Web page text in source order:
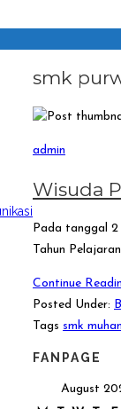
smk
admin
Wisuda
Pada tanggal
Tahun
Continue
Posted Under:
Tags smk
FANPAGE
August